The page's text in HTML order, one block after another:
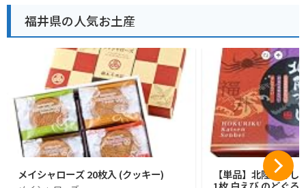
福井県の人気お土産
メイシャローズ 20枚入 (クッキー)
【単品】北陸づくし